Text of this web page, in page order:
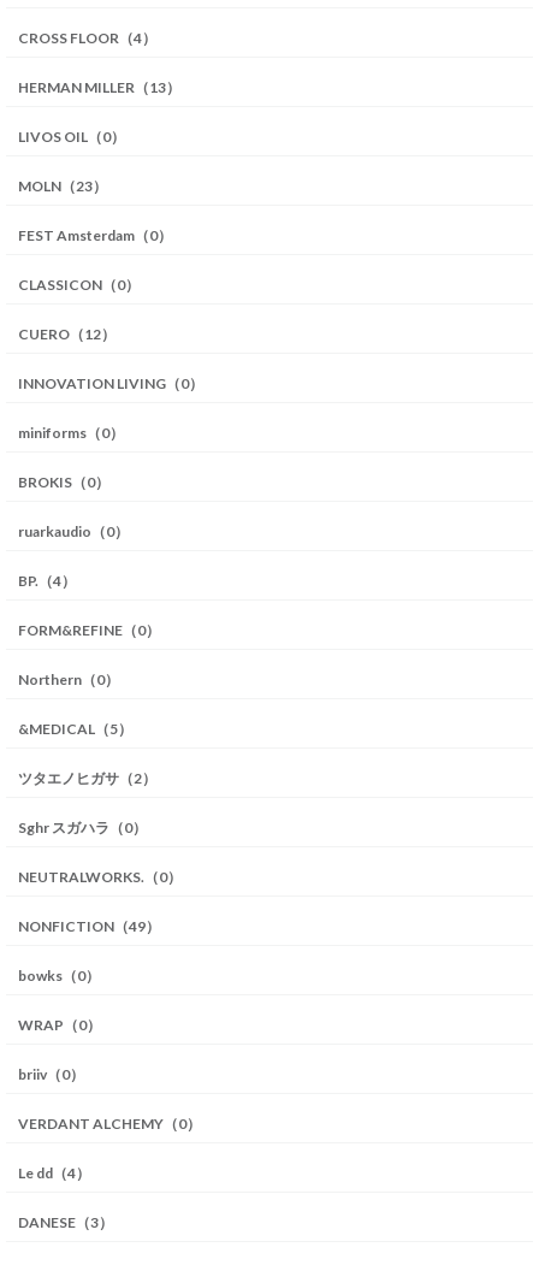
CROSS FLOOR（4）
HERMAN MILLER（13）
LIVOS OIL（0）
MOLN（23）
FEST Amsterdam（0）
CLASSICON（0）
CUERO（12）
INNOVATION LIVING（0）
miniforms（0）
BROKIS（0）
ruarkaudio（0）
BP.（4）
FORM&REFINE（0）
Northern（0）
&MEDICAL（5）
ツタエノヒガサ（2）
Sghr スガハラ（0）
NEUTRALWORKS.（0）
NONFICTION（49）
bowks（0）
WRAP（0）
briiv（0）
VERDANT ALCHEMY（0）
Le dd（4）
DANESE（3）